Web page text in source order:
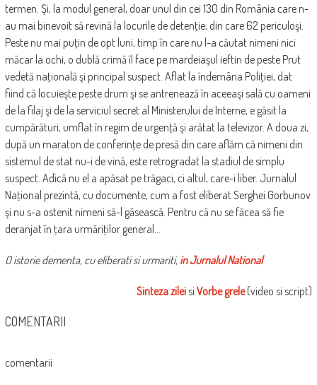
termen. Şi, la modul general, doar unul din cei 130 din România care n-
au mai binevoit să revină la locurile de detenţie; din care 62 periculoşi.
Peste nu mai puţin de opt luni, timp în care nu l-a căutat nimeni nici
măcar la ochi, o dublă crimă îl face pe mardeiaşul ieftin de peste Prut
vedetă naţională şi principal suspect. Aflat la îndemâna Poliţiei, dat
fiind că locuieşte peste drum şi se antrenează în aceeaşi sală cu oameni
de la filaj şi de la serviciul secret al Ministerului de Interne, e găsit la
cumpărături, umflat în regim de urgenţă şi arătat la televizor. A doua zi,
după un maraton de conferinţe de presă din care aflăm că nimeni din
sistemul de stat nu-i de vină, este retrogradat la stadiul de simplu
suspect. Adică nu el a apăsat pe trăgaci, ci altul, care-i liber. Jurnalul
Naţional prezintă, cu documente, cum a fost eliberat Serghei Gorbunov
şi nu s-a ostenit nimeni să-l găsească. Pentru că nu se făcea să fie
deranjat în ţara urmăriţilor general…
O istorie dementa, cu eliberati si urmariti, in Jurnalul National
Sinteza zileisiVorbe grele(video si script)
COMENTARII
comentarii